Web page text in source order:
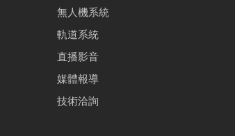
無人機系統
軌道系統
直播影音
媒體報導
技術洽詢